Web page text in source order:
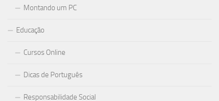
Montando um PC
Educação
Cursos Online
Dicas de Português
Responsabilidade Social